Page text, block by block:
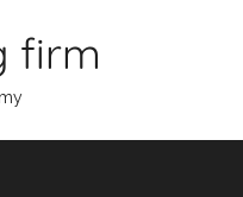
firm